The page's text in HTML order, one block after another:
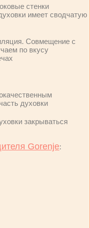
стенки
имеет сводчатую
Совмещение с
по вкусу
духовки
закрываться
Gorenje: